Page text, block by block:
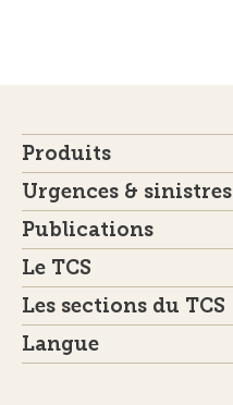
Produits
Urgences & sinistres
Publications
Le TCS
Les sections du TCS
Langue